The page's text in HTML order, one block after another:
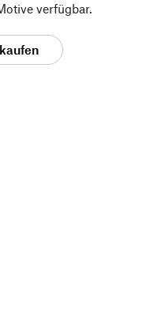
verfügbar.